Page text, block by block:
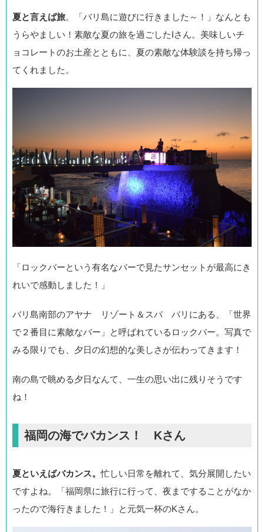
夏と言えば旅。「バリ島に遊びに行きました～！」なんとも
うらやましい！素敵な夏の旅を過ごしたIさん。美味しいチ
ョコレートのお土産とともに、夏の素敵な体験談を持ち帰っ
てくれました。
「ロックバーという有名なバーで見たサンセットが最高にき
れいで感動しました！」
バリ島南部のアヤナ リゾート＆スパ バリにある、「世界
で２番目に素敵なバー」と呼ばれているロックバー。写真で
みる限りでも、夕日の幻想的な美しさが伝わってきます！
南の島で眺める夕日なんて、一生の思い出に残りそうです
ね！
福岡の海でバカンス！ Kさん
夏といえばバカンス。忙しい日常を離れて、気分展開したい
ですよね。「福岡県に旅行に行って、夜まですることがなか
ったので海行きました！」と元気一杯のKさん。